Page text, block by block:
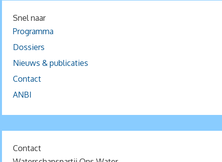
Snel naar
Programma
Dossiers
Nieuws & publicaties
Contact
ANBI
Contact